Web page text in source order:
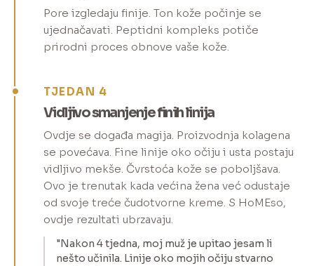
Pore izgledaju finije. Ton kože počinje se
ujednačavati. Peptidni kompleks potiče
prirodni proces obnove vaše kože.
TJEDAN 4
Vidljivo smanjenje finih linija
Ovdje se događa magija. Proizvodnja kolagena
se povećava. Fine linije oko očiju i usta postaju
vidljivo mekše. Čvrstoća kože se poboljšava.
Ovo je trenutak kada većina žena već odustaje
od svoje treće čudotvorne kreme. S HoMEso,
ovdje rezultati ubrzavaju.
"Nakon 4 tjedna, moj muž je upitao jesam li
nešto učinila. Linije oko mojih očiju stvarno